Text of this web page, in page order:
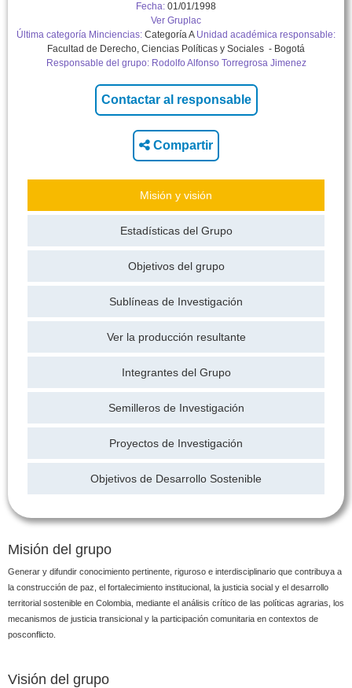
Fecha: 01/01/1998
Ver Gruplac
Última categoría Minciencias: Categoría A Unidad académica responsable:
Facultad de Derecho, Ciencias Políticas y Sociales - Bogotá
Responsable del grupo: Rodolfo Alfonso Torregrosa Jimenez
Compartir
Misión y visión
Estadísticas del Grupo
Objetivos del grupo
Sublíneas de Investigación
Ver la producción resultante
Integrantes del Grupo
Semilleros de Investigación
Proyectos de Investigación
Objetivos de Desarrollo Sostenible
Misión del grupo
Generar y difundir conocimiento pertinente, riguroso e interdisciplinario que contribuya a
la construcción de paz, el fortalecimiento institucional, la justicia social y el desarrollo
territorial sostenible en Colombia, mediante el análisis crítico de las políticas agrarias, los
mecanismos de justicia transicional y la participación comunitaria en contextos de
posconflicto.
Visión del grupo